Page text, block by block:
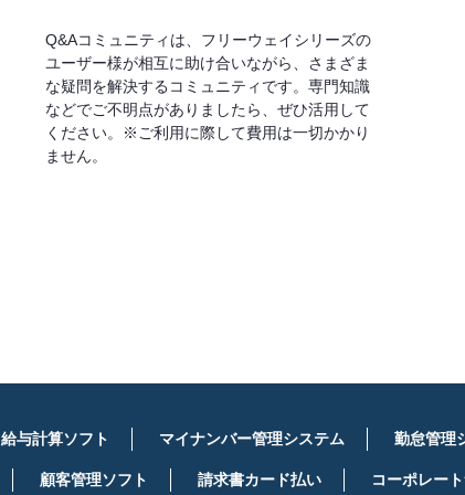
Q&Aコミュニティは、フリーウェイシリーズの
ユーザー様が相互に助け合いながら、さまざま
な疑問を解決するコミュニティです。専門知識
などでご不明点がありましたら、ぜひ活用して
ください。※ご利用に際して費用は一切かかり
ません。
給与計算ソフト マイナンバー管理システム 勤怠管理
顧客管理ソフト 請求書カード払い コーポレー